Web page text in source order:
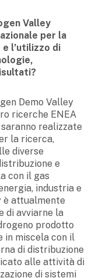
Valley
per la
l’utilizzo di
Demo Valley
ricerche ENEA
realizzate
la ricerca,
diverse
e
con il gas
industria e
è attualmente
di avviarne la
prodotto
miscela con il
di distribuzione
alle attività di
di sistemi